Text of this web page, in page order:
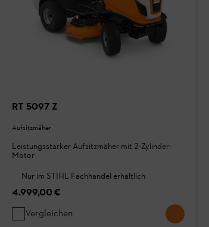
RT 5097 Z
Aufsitzmäher
Leistungsstarker Aufsitzmäher mit 2-Zylinder-
Motor
Nur im STIHL Fachhandel erhältlich
4.999,00 €
Vergleichen